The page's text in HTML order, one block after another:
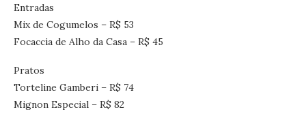
Entradas
Mix de Cogumelos – R$ 53
Focaccia de Alho da Casa – R$ 45
Pratos
Torteline Gamberi – R$ 74
Mignon Especial – R$ 82